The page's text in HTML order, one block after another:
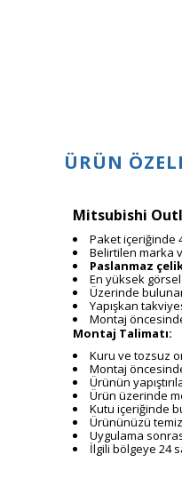
ÜRÜN
Mitsubishi
Paket içeriğinde
Belirtilen marka
Paslanmaz
En yüksek
Üzerinde
Yapışkan
Montaj
Montaj Talimatı:
Kuru ve tozsuz
Montaj
Ürünün
Ürün üzerinde
Kutu içeriğinde
Ürününüzü
Uygulama
İlgili bölgeye 24